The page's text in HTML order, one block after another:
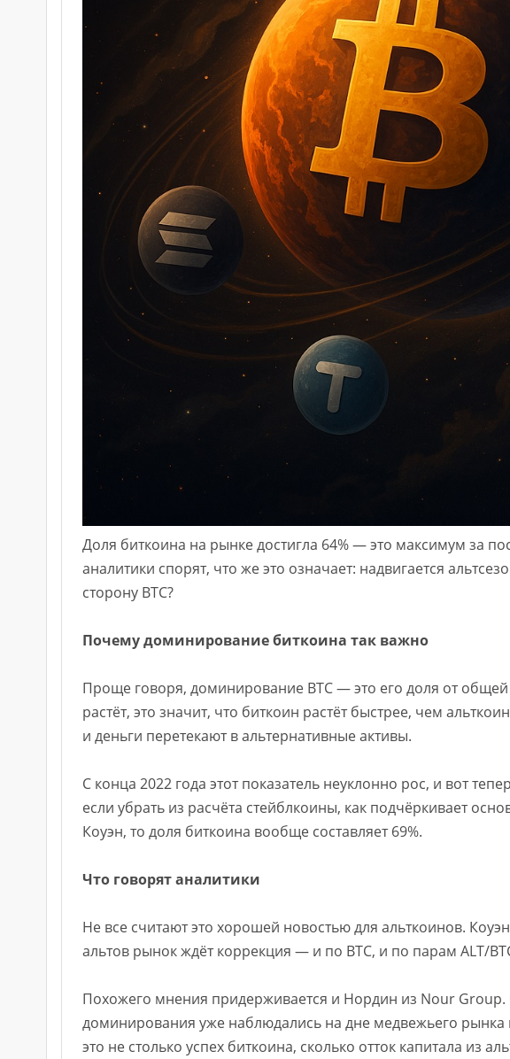
Доля биткоина на рынке достигла 64% — это максимум за
аналитики спорят, что же это означает: надвигается
сторону BTC?
Почему доминирование биткоина так важно
Проще говоря, доминирование BTC — это его доля от
растёт, это значит, что биткоин растёт быстрее, чем
и деньги перетекают в альтернативные активы.
С конца 2022 года этот показатель неуклонно рос, и вот
если убрать из расчёта стейблкоины, как подчёркивает
Коуэн, то доля биткоина вообще составляет 69%.
Что говорят аналитики
Не все считают это хорошей новостью для альткоинов.
альтов рынок ждёт коррекция — и по BTC, и по парам ALT/
Похожего мнения придерживается и Нордин из Nour
доминирования уже наблюдались на дне медвежьего рынка
это не столько успех биткоина, сколько отток капитала из